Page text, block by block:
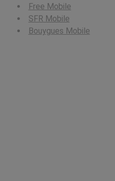
Free Mobile
SFR Mobile
Bouygues Mobile